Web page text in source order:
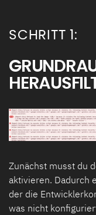
SCHRITT 1:
Zunächst musst du
aktivieren. Dadurch
der die
was nicht